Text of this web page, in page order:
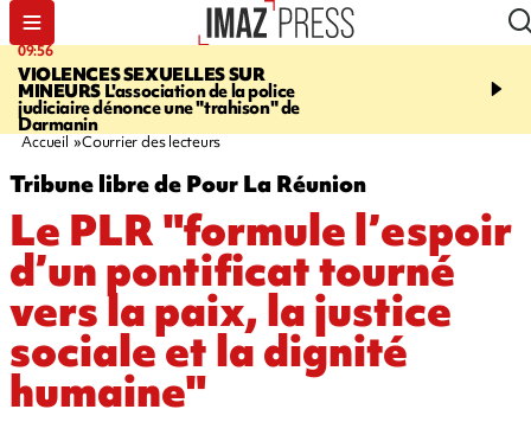
09:56
VIOLENCES SEXUELLES SUR
MINEURS L'association de la police
judiciaire dénonce une "trahison" de
Darmanin
12:19
grièvement blessé à
Accueil Courrier des lecteurs
Tribune libre de Pour La Réunion
Le PLR "formule l’espoir
d’un pontificat tourné
vers la paix, la justice
sociale et la dignité
humaine"